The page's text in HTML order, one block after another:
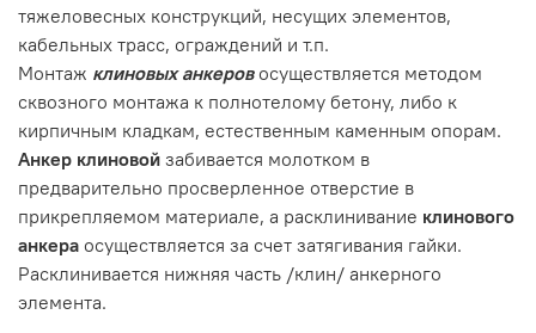
тяжеловесных конструкций, несущих элементов,
кабельных трасс, ограждений и т.п.
Монтаж клиновых анкеровосуществляется методом
сквозного монтажа к полнотелому бетону, либо к
кирпичным кладкам, естественным каменным опорам.
Анкер клиновой забивается молотком в
предварительно просверленное отверстие в
прикрепляемом материале, а расклинивание клинового
анкера осуществляется за счет затягивания гайки.
Расклинивается нижняя часть /клин/ анкерного
элемента.